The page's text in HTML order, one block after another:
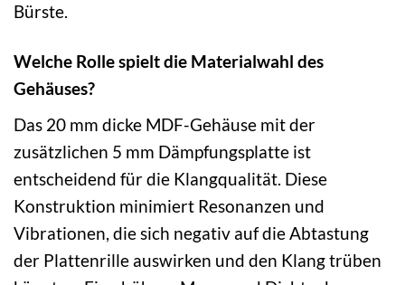
Bürste.
Welche Rolle spielt die Materialwahl des
Gehäuses?
Das 20 mm dicke MDF-Gehäuse mit der
zusätzlichen 5 mm Dämpfungsplatte ist
entscheidend für die Klangqualität. Diese
Konstruktion minimiert Resonanzen und
Vibrationen, die sich negativ auf die Abtastung
der Plattenrille auswirken und den Klang trüben